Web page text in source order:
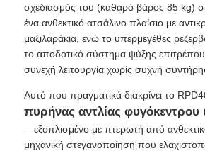
επαφή
Νέα
Όλες οι περιπτώσεις
Ζητήστε ένα απόσπασμα
σχεδιασμός του (καθαρό βάρος 85 kg)
ένα ανθεκτικό ατσάλινο πλαίσιο με
μαξιλαράκια, ενώ το υπερμεγέθες
το αποδοτικό σύστημα ψύξης
συνεχή λειτουργία χωρίς συχνή
Αυτό που πραγματικά διακρίνει το
πυρήνας αντλίας φυγόκεντρου
—εξοπλισμένο με πτερωτή από
μηχανική στεγανοποίηση που